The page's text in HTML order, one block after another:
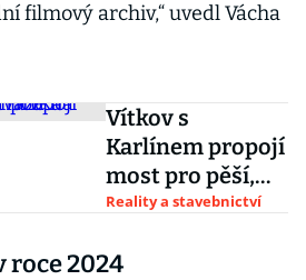
filmový archiv,“ uvedl Vácha
Vítkov s
Karlínem propojí
most pro pěší,
naváže na
lávku HolKa
Reality a stavebnictví
roce 2024